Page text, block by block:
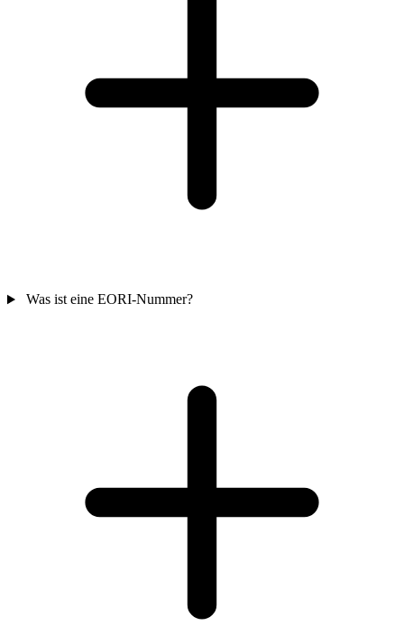
Was ist eine EORI-Nummer?